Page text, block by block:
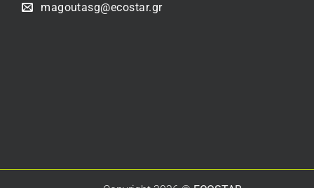
magoutasg@ecostar.gr